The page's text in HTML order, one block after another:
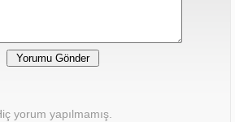
yorum yapılmamış.